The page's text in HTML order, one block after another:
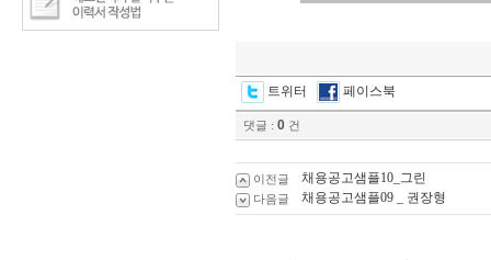
트위터 페이스북
댓글 : 0 건
이전글 채용공고샘플10_그린
다음글 채용공고샘플09 _ 권장형